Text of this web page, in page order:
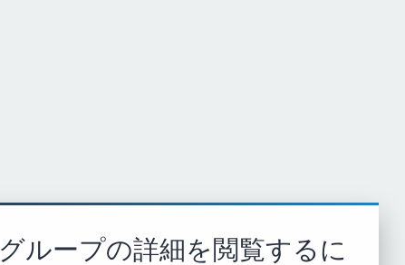
グループの詳細を閲覧するに